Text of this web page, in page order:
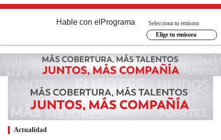
Hable con el Programa
Selecciona tu emisora
Elige tu emisora
Actualidad